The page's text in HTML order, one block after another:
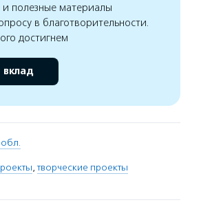
полезные материалы
в благотворительности.
достигнем
вклад
обл.
,творческие проекты